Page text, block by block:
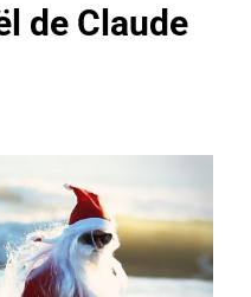
de Claude